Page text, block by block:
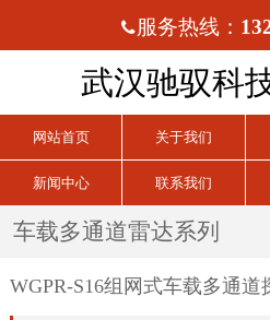
服务热线：
武汉驰驭科
网站首页 关于我们
新闻中心 联系我们
车载多通道雷达系列
WGPR-S16组网式车载多通道